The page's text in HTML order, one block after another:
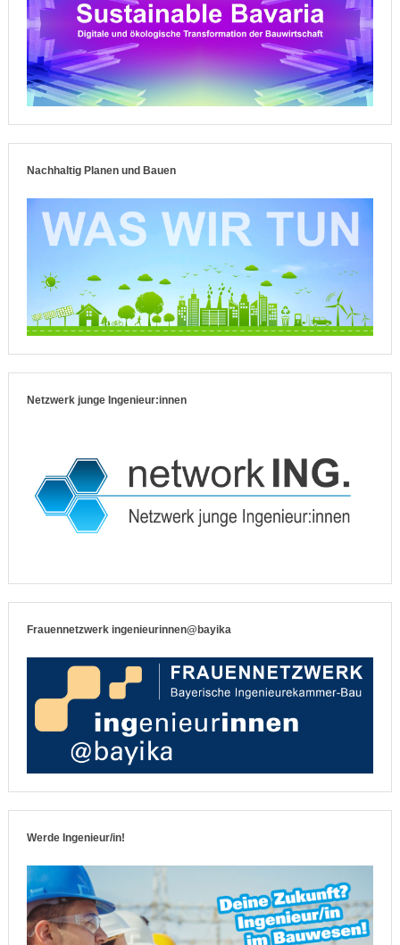
Nachhaltig Planen und Bauen
Netzwerk junge Ingenieur:innen
Frauennetzwerk ingenieurinnen@bayika
Werde Ingenieur/in!